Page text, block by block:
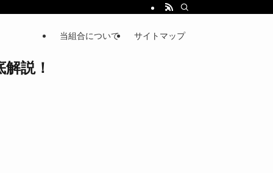
当組合について サイトマップ
説！